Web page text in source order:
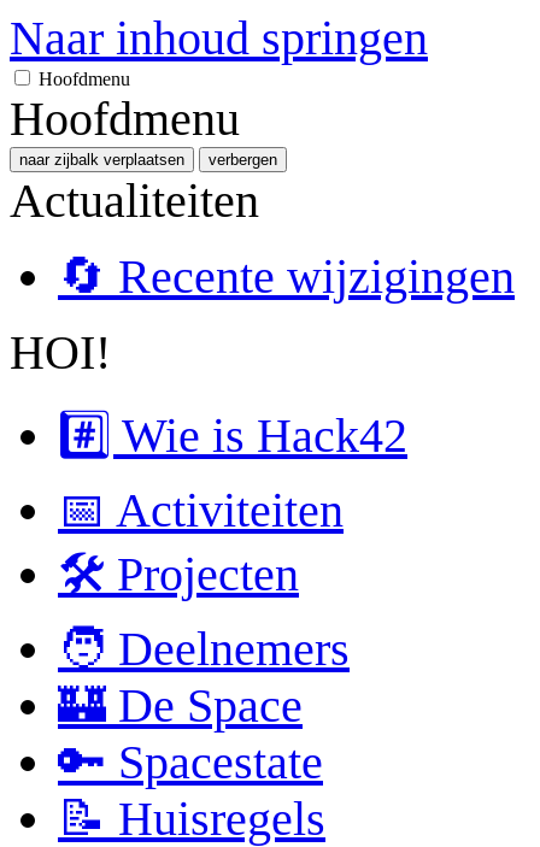
Naar inhoud springen
Hoofdmenu
Hoofdmenu
naar zijbalk verplaatsen verbergen
Actualiteiten
🔄 Recente wijzigingen
HOI!
#️⃣ Wie is Hack42
📅 Activiteiten
🛠 Projecten
🧑 Deelnemers
🏰 De Space
🔑 Spacestate
📝 Huisregels